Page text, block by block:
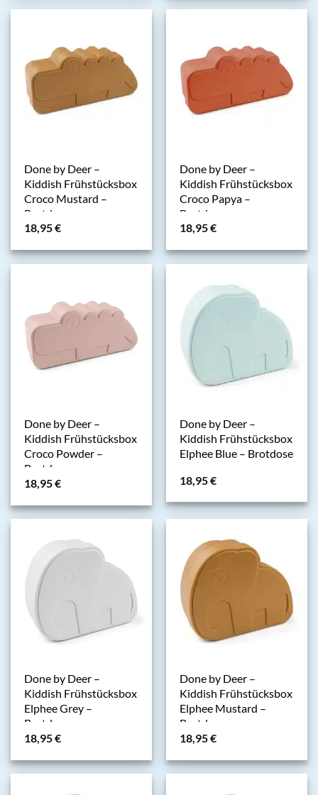
Done by Deer –
Kiddish Frühstücksbox
Croco Mustard –
Brotdose
18,95€
Done by Deer –
Kiddish Frühstücksbox
Croco Papya –
Brotdose
18,95€
Done by Deer –
Kiddish Frühstücksbox
Croco Powder –
Brotdose
18,95€
Done by Deer –
Kiddish Frühstücksbox
Elphee Blue – Brotdose
18,95€
Done by Deer –
Kiddish Frühstücksbox
Elphee Grey –
Brotdose
18,95€
Done by Deer –
Kiddish Frühstücksbox
Elphee Mustard –
Brotdose
18,95€